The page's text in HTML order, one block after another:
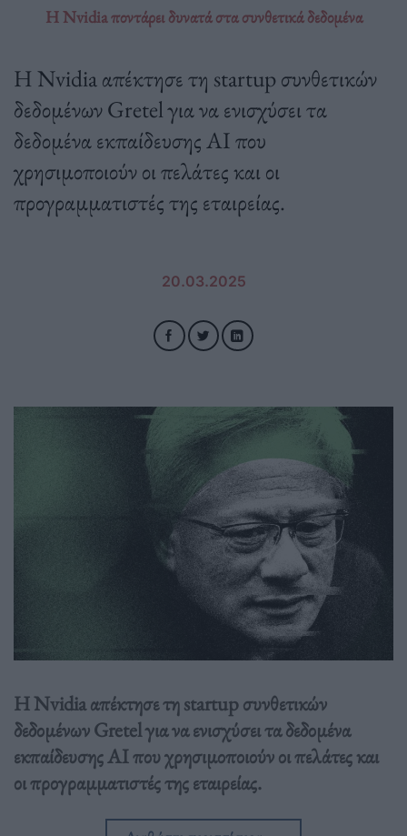
Η Nvidia ποντάρει δυνατά στα συνθετικά δεδομένα
Η Nvidia απέκτησε τη startup συνθετικών
δεδομένων Gretel για να ενισχύσει τα
δεδομένα εκπαίδευσης AI που
χρησιμοποιούν οι πελάτες και οι
προγραμματιστές της εταιρείας.
20.03.2025
Η Nvidia απέκτησε τη startup συνθετικών
δεδομένων Gretel για να ενισχύσει τα δεδομένα
εκπαίδευσης AI που χρησιμοποιούν οι πελάτες και
οι προγραμματιστές της εταιρείας.